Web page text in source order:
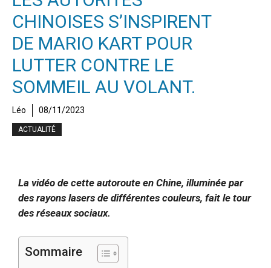
CHINOISES S’INSPIRENT
DE MARIO KART POUR
LUTTER CONTRE LE
SOMMEIL AU VOLANT.
Léo 08/11/2023
ACTUALITÉ
La vidéo de cette autoroute en Chine, illuminée par
des rayons lasers de différentes couleurs, fait le tour
des réseaux sociaux.
Sommaire